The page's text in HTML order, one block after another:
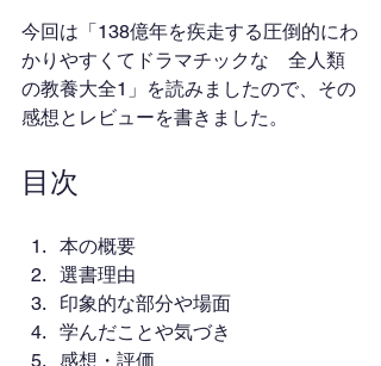
今回は「138億年を疾走する圧倒的にわ
かりやすくてドラマチックな　全人類
の教養大全1」を読みましたので、その
感想とレビューを書きました。
目次
本の概要
選書理由
印象的な部分や場面
学んだことや気づき
感想・評価